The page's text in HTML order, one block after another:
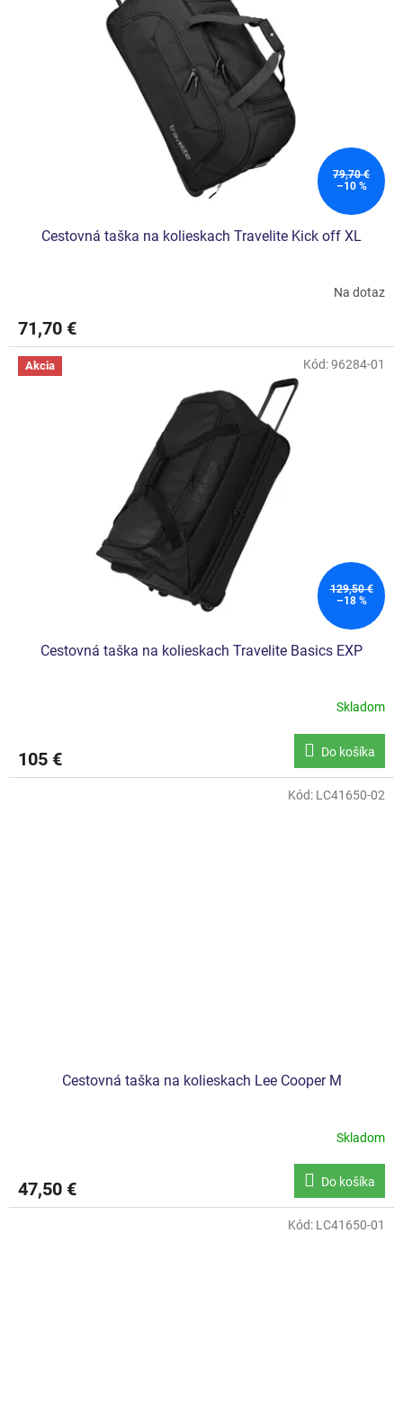
79,70 €
–10 %
Cestovná taška na kolieskach Travelite Kick off XL
Na dotaz
71,70 €
Akcia
129,50 €
–18 %
Cestovná taška na kolieskach Travelite Basics EXP
Skladom
105 € Do košíka
Kód:96284-01
Cestovná taška na kolieskach Lee Cooper M
Skladom
47,50 € Do košíka
Kód: LC41650-02
Kód: LC41650-01